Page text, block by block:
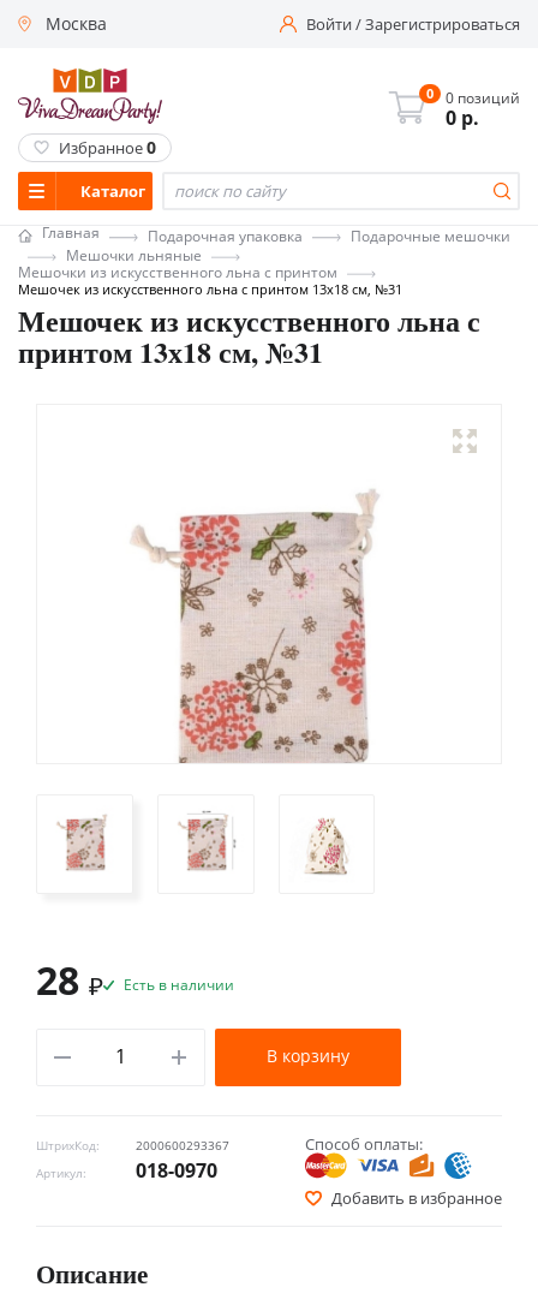
Москва Войти/Зарегистрироваться
Каталог
0 0 позиций
0 р.
Избранное0
Главная Подарочная упаковка
Подарочные мешочки
Мешочки льняные
Мешочки из искусственного льна с принтом
Мешочек из искусственного льна с принтом 13х18 см, №31
Мешочек из искусственного льна с
принтом 13х18 см, №31
ШтрихКод:
2000600293367
Артикул:
018-0970
Способ оплаты:
Добавить в избранное
28 ₽ Есть в наличии
В корзину
Описание